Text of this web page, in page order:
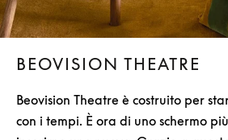
BEOVISION THEATRE
Beovision Theatre è costruito per
con i tempi. È ora di uno schermo